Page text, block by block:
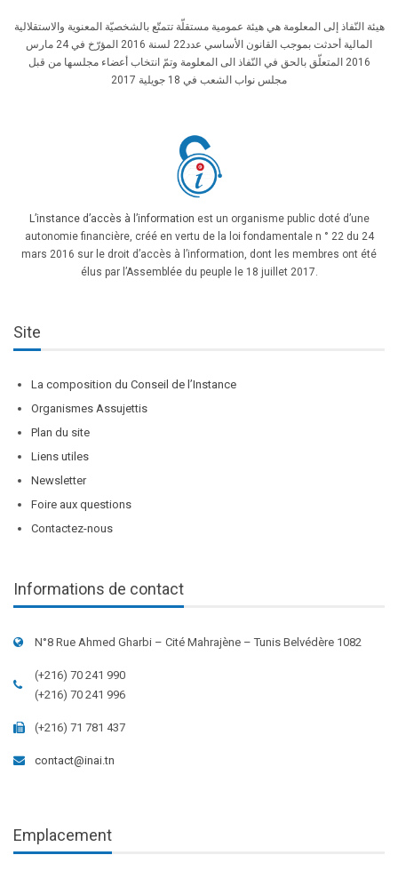
هيئة النّفاذ إلى المعلومة هي هيئة عمومية مستقلّة تتمتّع بالشخصيّة المعنوية والاستقلالية
المالية أحدثت بموجب القانون الأساسي عدد22 لسنة 2016 المؤرّخ في 24 مارس
2016 المتعلّق بالحق في النّفاذ الى المعلومة وتمّ انتخاب أعضاء مجلسها من قبل
مجلس نواب الشعب في 18 جويلية 2017
L’instance d’accès à l’information est un organisme public doté d’une
autonomie financière, créé en vertu de la loi fondamentale n ° 22 du 24
mars 2016 sur le droit d’accès à l’information, dont les membres ont été
élus par l’Assemblée du peuple le 18 juillet 2017.
Site
La composition du Conseil de l’Instance
Organismes Assujettis
Plan du site
Liens utiles
Newsletter
Foire aux questions
Contactez-nous
Informations de contact
N°8 Rue Ahmed Gharbi – Cité Mahrajène – Tunis Belvédère 1082
(+216) 70 241 990
(+216) 70 241 996
(+216) 71 781 437
contact@inai.tn
Emplacement